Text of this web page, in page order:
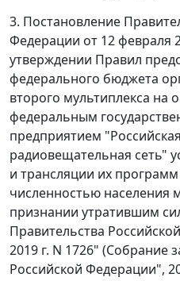
3. Постановление
Федерации от 12 февраля
утверждении Правил
федерального бюджета
второго мультиплекса на
федеральным
предприятием
радиовещательная сеть"
и трансляции их
численностью населения
признании утратившим
Правительства
2019 г. N 1726" (Собрание
Российской Федерации",